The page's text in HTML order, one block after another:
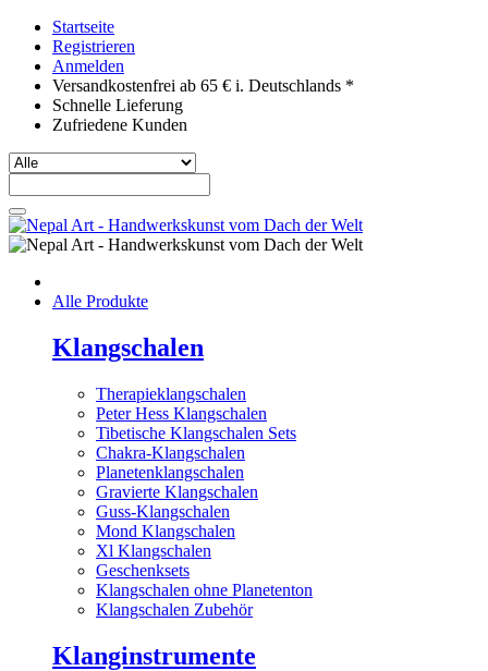
Startseite
Registrieren
Anmelden
Versandkostenfrei ab 65 € i. Deutschlands *
Schnelle Lieferung
Zufriedene Kunden
Alle Produkte
Klangschalen
Therapieklangschalen
Peter Hess Klangschalen
Tibetische Klangschalen Sets
Chakra-Klangschalen
Planetenklangschalen
Gravierte Klangschalen
Guss-Klangschalen
Mond Klangschalen
Xl Klangschalen
Geschenksets
Klangschalen ohne Planetenton
Klangschalen Zubehör
Klanginstrumente